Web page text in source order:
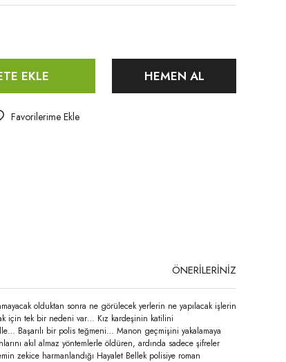
EKLE HEMEN AL
ÖNERİLERİNİZ
olduktan sonra ne görülecek yerlerin ne yapılacak işlerin
için tek bir nedeni var… Kız kardeşinin katilini
Başarılı bir polis teğmeni… Manon geçmişini yakalamaya
akıl almaz yöntemlerle öldüren, ardında sadece şifreler
zekice harmanlandığı Hayalet Bellek polisiye roman